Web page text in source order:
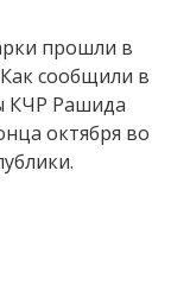
прошли в
сообщили в
КЧР Рашида
октября во